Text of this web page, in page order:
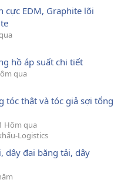
cực EDM, Graphite lõi
hồ áp suất chi tiết
qua
tóc thật và tóc giả sợi tổng
Hôm qua
Logistics
dây đai băng tải, dây